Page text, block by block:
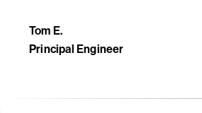
Tom E.
Principal Engineer